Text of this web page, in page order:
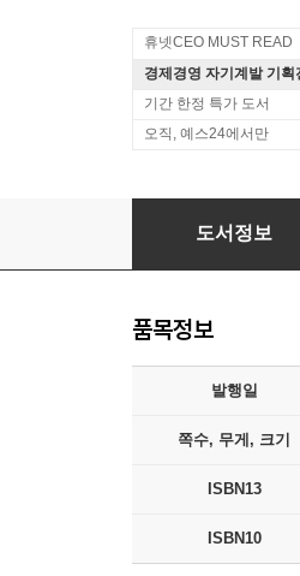
휴넷CEO MUST READ
경제경영 자기계발 기획
기간 한정 특가 도서
오직, 예스24에서만
말의 품격(7주년
도서정보
품목정보
발행일
쪽수, 무게, 크기
ISBN13
ISBN10